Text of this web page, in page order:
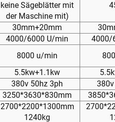
keine Sägeblätter mit
der Maschine mit)
30mm+20mm
4000/6000 U/min
4000/
8000 u/min
5.5kw+1.1kw
380v 50hz 3ph
3250*3630*830mm
2700*2200*1300mm
1240kg